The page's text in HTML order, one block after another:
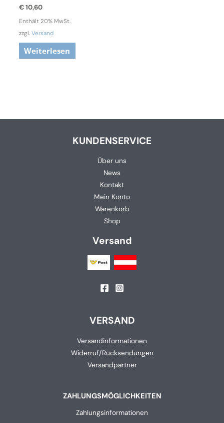
€10,60
Enthält 20% MwSt.
zzgl.Versand
Weiterlesen
KUNDENSERVICE
Über uns
News
Kontakt
Mein Konto
Warenkorb
Shop
Versand
VERSAND
Versandinformationen
Widerruf/Rücksendungen
Versandpartner
ZAHLUNGSMÖGLICHKEITEN
Zahlungsinformationen